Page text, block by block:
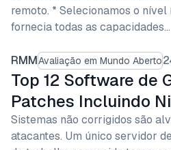
remoto. * Selecionamos o
fornecia todas as capacidades…
RMMAvaliação em Mundo Aberto
Top 12 Software de
Patches Incluindo
Sistemas não corrigidos são
atacantes. Um único servidor